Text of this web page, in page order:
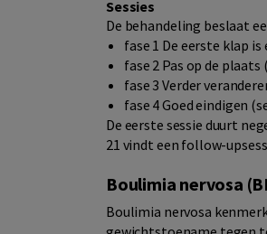
Sessies
De behandeling beslaat
fase 1 De eerste klap
fase 2 Pas op de plaats
fase 3 Verder
fase 4 Goed eindigen
De eerste sessie duurt
21 vindt een follow-
Boulimia nervosa
Boulimia nervosa